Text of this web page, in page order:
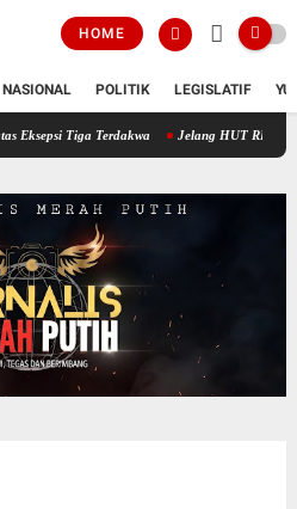
HOME
NASIONAL POLITIK LEGISLATIF
Semen Baturaja, JPU Sampaikan Tanggapan